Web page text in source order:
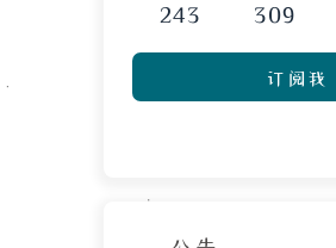
243 309
订阅我